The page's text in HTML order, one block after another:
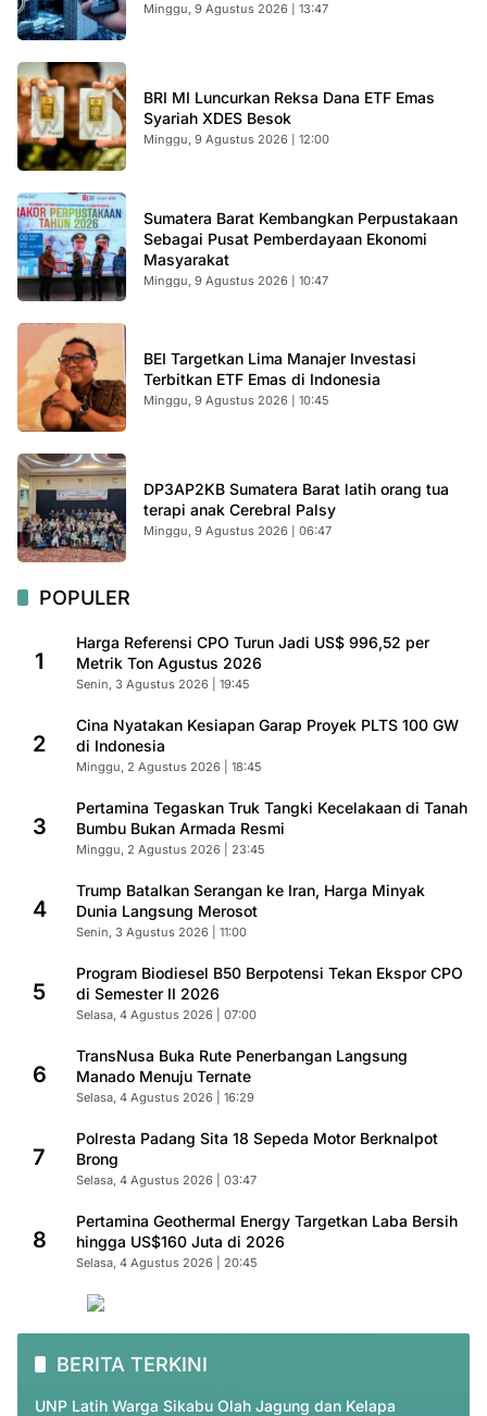
Minggu, 9 Agustus 2026 | 13:47
BRI MI Luncurkan Reksa Dana ETF Emas
Syariah XDES Besok
Minggu, 9 Agustus 2026 | 12:00
Sumatera Barat Kembangkan Perpustakaan
Sebagai Pusat Pemberdayaan Ekonomi
Masyarakat
Minggu, 9 Agustus 2026 | 10:47
BEI Targetkan Lima Manajer Investasi
Terbitkan ETF Emas di Indonesia
Minggu, 9 Agustus 2026 | 10:45
DP3AP2KB Sumatera Barat latih orang tua
terapi anak Cerebral Palsy
Minggu, 9 Agustus 2026 | 06:47
POPULER
1
Harga Referensi CPO Turun Jadi US$ 996,52 per
Metrik Ton Agustus 2026
Senin, 3 Agustus 2026 | 19:45
2
Cina Nyatakan Kesiapan Garap Proyek PLTS 100 GW
di Indonesia
Minggu, 2 Agustus 2026 | 18:45
3
Pertamina Tegaskan Truk Tangki Kecelakaan di Tanah
Bumbu Bukan Armada Resmi
Minggu, 2 Agustus 2026 | 23:45
4
Trump Batalkan Serangan ke Iran, Harga Minyak
Dunia Langsung Merosot
Senin, 3 Agustus 2026 | 11:00
5
Program Biodiesel B50 Berpotensi Tekan Ekspor CPO
di Semester II 2026
Selasa, 4 Agustus 2026 | 07:00
6
TransNusa Buka Rute Penerbangan Langsung
Manado Menuju Ternate
Selasa, 4 Agustus 2026 | 16:29
7
Polresta Padang Sita 18 Sepeda Motor Berknalpot
Brong
Selasa, 4 Agustus 2026 | 03:47
8
Pertamina Geothermal Energy Targetkan Laba Bersih
hingga US$160 Juta di 2026
Selasa, 4 Agustus 2026 | 20:45
BERITA TERKINI
UNP Latih Warga Sikabu Olah Jagung dan Kelapa